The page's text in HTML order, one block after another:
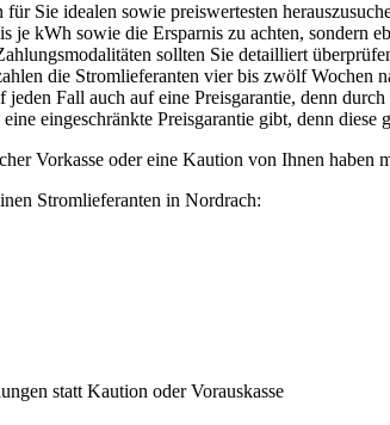
Sie idealen sowie preiswertesten
je kWh sowie die Ersparnis zu achten, sondern
sollten Sie detailliert
die Stromlieferanten vier bis zwölf Wochen
Fall auch auf eine Preisgarantie, denn
eingeschränkte Preisgarantie gibt, denn
Vorkasse oder eine Kaution von Ihnen
Stromlieferanten in Nordrach:
statt Kaution oder Vorauskasse